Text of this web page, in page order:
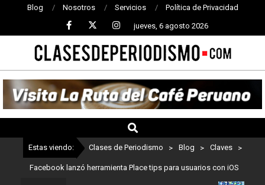
Blog Nosotros Servicios Política de Privacidad
jueves, 6 agosto 2026
CLASES
DE
PERIODISMO
Estas viendo: Clases de Periodismo > Blog > Claves >
Facebook lanzó herramienta Place tips para usuarios con iOS